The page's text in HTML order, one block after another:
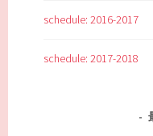
schedule: 2016-2017
schedule: 2017-2018